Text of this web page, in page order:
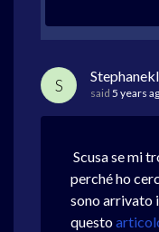
S said 5 years
Scusa se mi
perché ho
sono arrivato
questo